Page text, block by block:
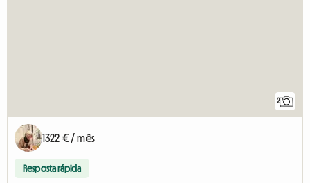
2
1322 € / mês
Resposta rápida